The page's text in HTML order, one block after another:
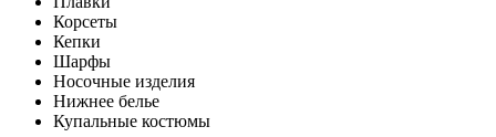
Корсеты
Кепки
Шарфы
Носочные изделия
Нижнее белье
Купальные костюмы